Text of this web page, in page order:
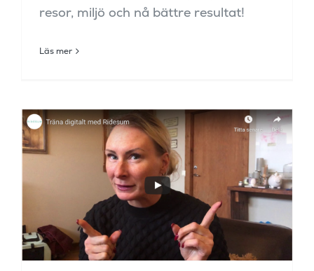
resor, miljö och nå bättre resultat!
Läs mer
Hur är det att coacha
digitalt?